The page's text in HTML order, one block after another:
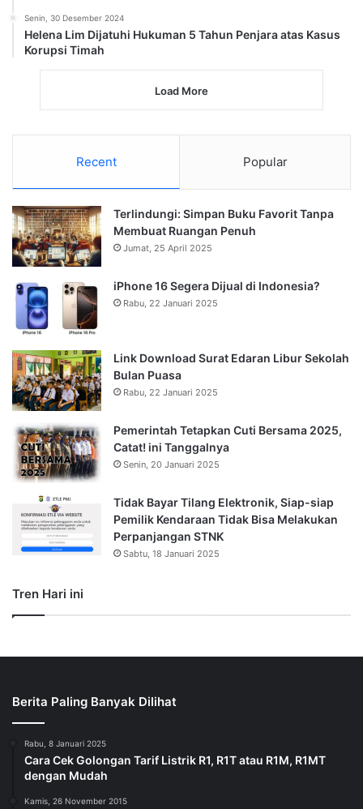
Senin, 30 Desember 2024
Helena Lim Dijatuhi Hukuman 5 Tahun Penjara atas Kasus
Korupsi Timah
Load More
Recent Popular
Terlindungi: Simpan Buku Favorit Tanpa
Membuat Ruangan Penuh
Jumat, 25 April 2025
iPhone 16 Segera Dijual di Indonesia?
Rabu, 22 Januari 2025
Link Download Surat Edaran Libur Sekolah
Bulan Puasa
Rabu, 22 Januari 2025
Pemerintah Tetapkan Cuti Bersama 2025,
Catat! ini Tanggalnya
Senin, 20 Januari 2025
Tidak Bayar Tilang Elektronik, Siap-siap
Pemilik Kendaraan Tidak Bisa Melakukan
Perpanjangan STNK
Sabtu, 18 Januari 2025
Tren Hari ini
Berita Paling Banyak Dilihat
Rabu, 8 Januari 2025
Cara Cek Golongan Tarif Listrik R1, R1T atau R1M, R1MT
dengan Mudah
Kamis, 26 November 2015